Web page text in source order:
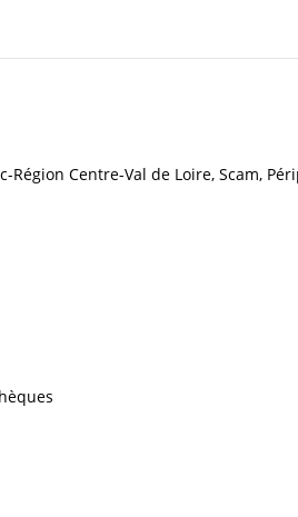
Région Centre-Val de Loire, Scam,